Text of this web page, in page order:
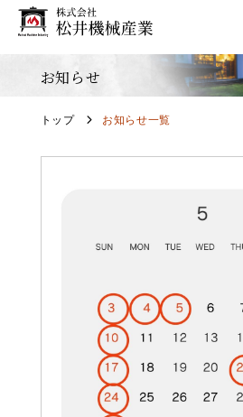
お知らせ
トップ お知らせ一覧